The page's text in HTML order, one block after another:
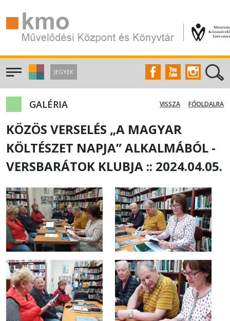
JEGYEK
GALÉRIA FŐOLDALRA
VISSZA
KÖZÖS VERSELÉS „A MAGYAR
KÖLTÉSZET NAPJA” ALKALMÁBÓL -
VERSBARÁTOK KLUBJA :: 2024.04.05.